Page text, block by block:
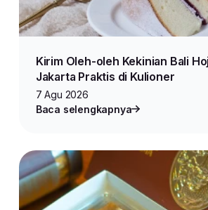
Kirim Oleh-oleh Kekinian Bali
Jakarta Praktis di Kulioner
7 Agu 2026
Baca selengkapnya